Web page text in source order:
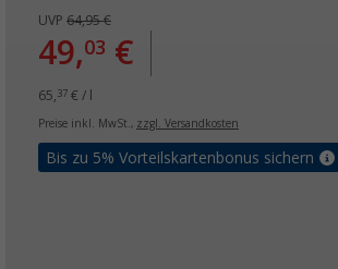
UVP 64,95 €
49,03 €
65, 37 € / l
Preise inkl. MwSt., zzgl. Versandkosten
Bis zu 5% Vorteilskartenbonus sichern